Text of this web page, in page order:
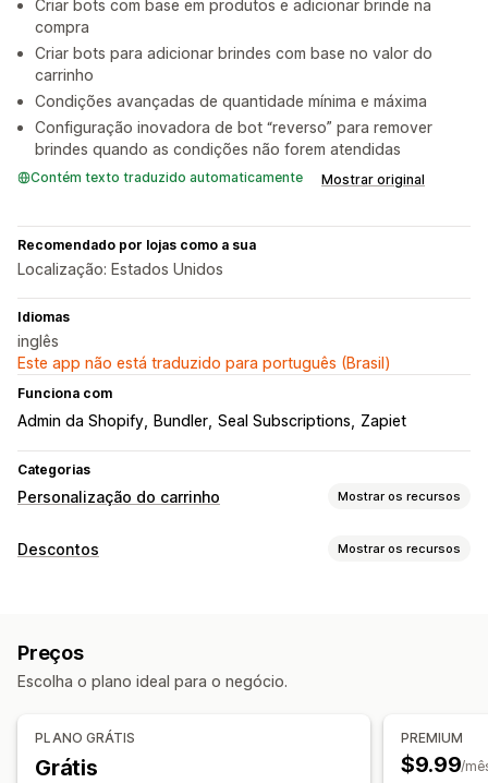
Criar bots com base em produtos e adicionar brinde na
compra
Criar bots para adicionar brindes com base no valor do
carrinho
Condições avançadas de quantidade mínima e máxima
Configuração inovadora de bot “reverso” para remover
brindes quando as condições não forem atendidas
Contém texto traduzido automaticamente Mostrar original
Recomendado por lojas como a sua
Localização: Estados Unidos
Idiomas
inglês
Este app não está traduzido para português (Brasil)
Funciona com
Admin da Shopify Bundler Seal Subscriptions Zapiet
Categorias
Personalização do carrinho Mostrar os recursos
Exibição do carrinho
Upsell
Recomendações de produtos
Personalização de checkout
Upsell com um clique
Descontos Mostrar os recursos
Descontos de cross-sell
Código personalizado
Preços
Escolha o plano ideal para o negócio.
PLANO GRÁTIS
Grátis
PREMIUM
$9.99/